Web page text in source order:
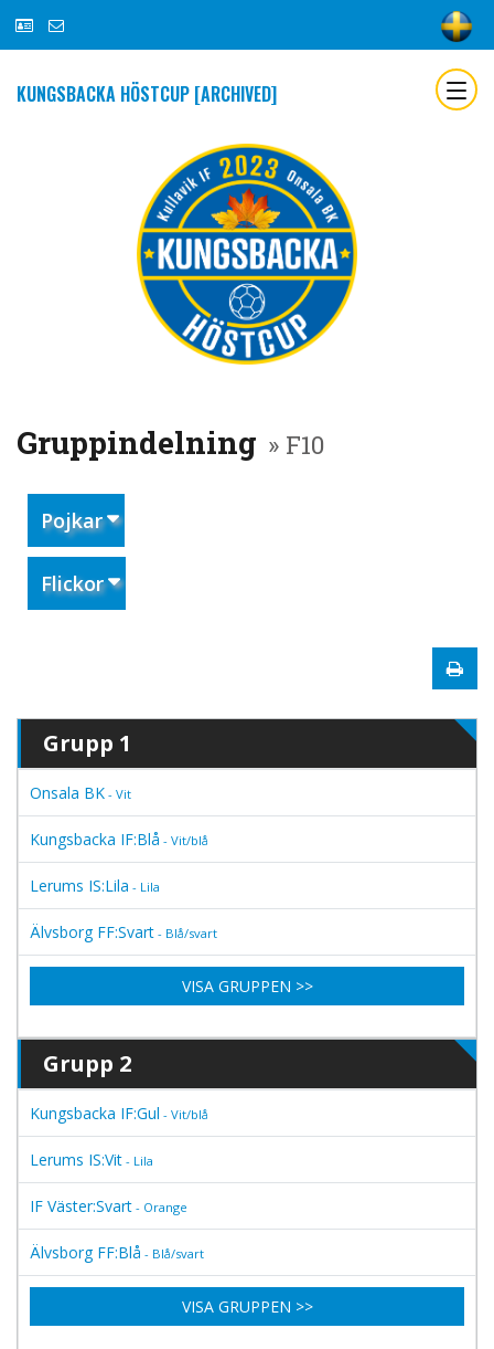
KUNGSBACKA HÖSTCUP [ARCHIVED]
Gruppindelning » F10
Pojkar
Flickor
Grupp 1
Onsala BK - Vit
Kungsbacka IF:Blå - Vit/blå
Lerums IS:Lila - Lila
Älvsborg FF:Svart - Blå/svart
VISA GRUPPEN >>
Grupp 2
Kungsbacka IF:Gul - Vit/blå
Lerums IS:Vit - Lila
IF Väster:Svart - Orange
Älvsborg FF:Blå - Blå/svart
VISA GRUPPEN >>